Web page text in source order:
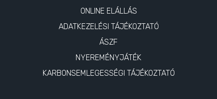
ONLINE ELÁLLÁS
ADATKEZELÉSI TÁJÉKOZTATÓ
ÁSZF
NYEREMÉNYJÁTÉK
KARBONSEMLEGESSÉGI TÁJÉKOZTATÓ